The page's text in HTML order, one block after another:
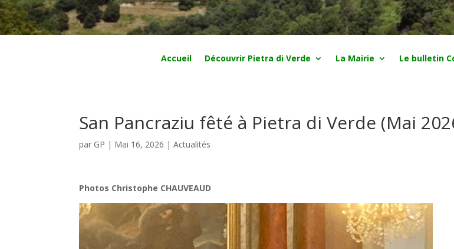
Accueil Découvrir Pietra di Verde La Mairie Le bulletin
San Pancraziu fêté à Pietra di Verde (Mai
par GP | Mai 16, 2026 |Actualités
Photos Christophe CHAUVEAUD